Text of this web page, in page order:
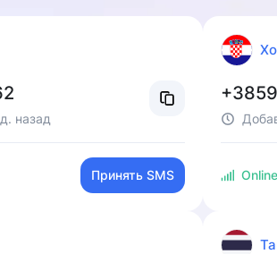
назад
Принять SMS Online